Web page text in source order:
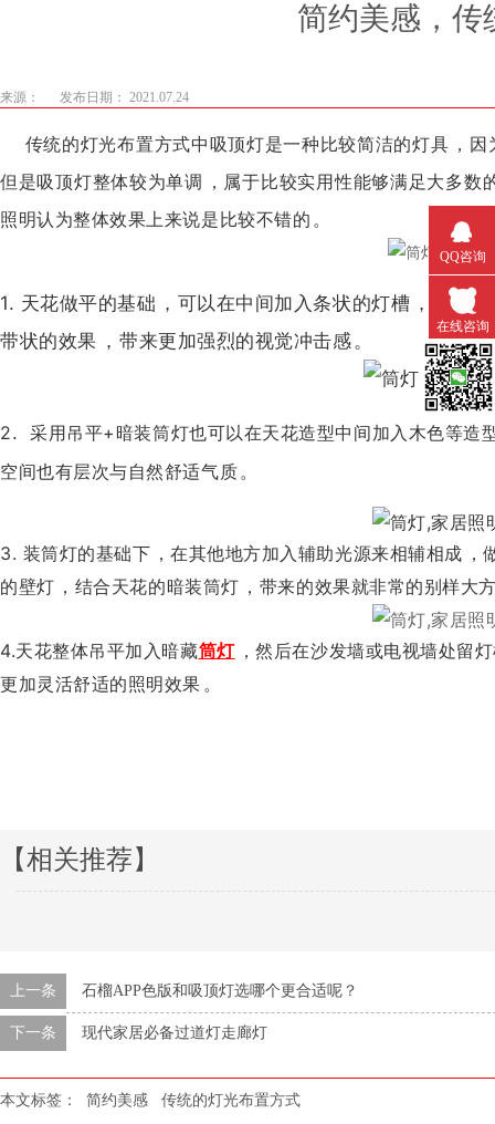
简约美感，
来源： 发布日期： 2021.07.24
传统的灯光布置方式中吸顶灯是一种比较简洁的灯具，因
但是吸顶灯整体较为单调，属于比较实用性能够满足大多数
照明认为整体效果上来说是比较不错的。
1. 天花做平的基础，可以在中间加入条状的灯槽，结合
带状的效果，带来更加强烈的视觉冲击感。
2.
采用吊平+暗装筒灯也可以在天花造型中间加入木色等造型
空间也有层次与自然舒适气质。
3. 装筒灯的基础下，在其他地方加入辅助光源来相辅相成
的壁灯，结合天花的暗装筒灯，带来的效果就非常的别样大方
4.天花整体吊平加入暗藏筒灯，然后在沙发墙或电视墙处留
更加灵活舒适的照明效果。
【相关推荐】
上一条 石榴APP色版和吸顶灯选哪个更合适呢？
下一条 现代家居必备过道灯走廊灯
本文标签： 简约美感 传统的灯光布置方式
QQ咨询
在线咨询
微信扫一扫